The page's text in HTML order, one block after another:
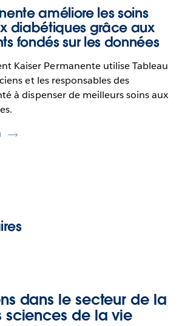
améliore les soins
diabétiques grâce aux
fondés sur les données
Kaiser Permanente utilise Tableau
et les responsables des
à dispenser de meilleurs soins aux
dans le secteur de la
sciences de la vie